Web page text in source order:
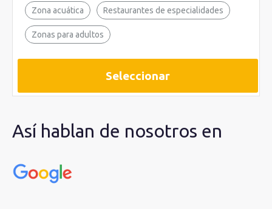
Zona acuática Restaurantes de especialidades
Zonas para adultos
Seleccionar
Así hablan de nosotros en